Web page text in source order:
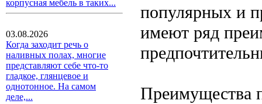
корпусная мебель в таких...
03.08.2026
Когда заходит речь о
наливных полах, многие
представляют себе что-то
гладкое, глянцевое и
однотонное. На самом
деле,...
популярных и
имеют ряд
Преимущества